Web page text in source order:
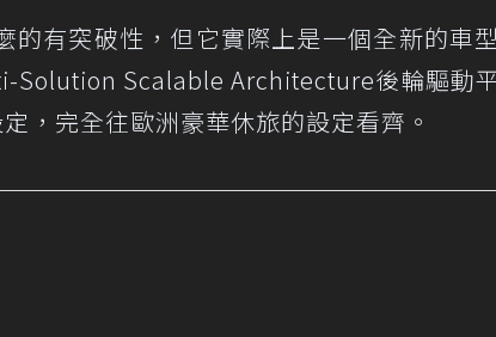
的有突破性，但它實際上是一個全新的車
Solution Scalable Architecture後輪驅動
，完全往歐洲豪華休旅的設定看齊。